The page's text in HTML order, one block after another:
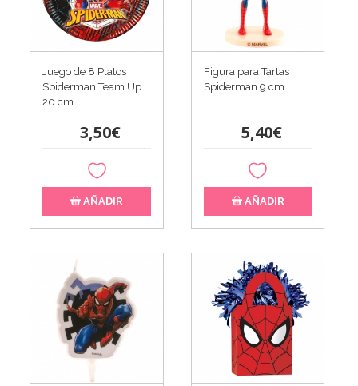
Juego de 8 Platos
Spiderman Team Up
20 cm
3,50€
AÑADIR
Figura para Tartas
Spiderman 9 cm
5,40€
AÑADIR